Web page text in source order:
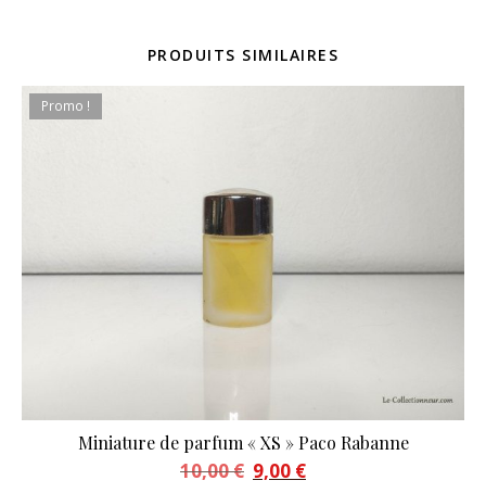
PRODUITS SIMILAIRES
Promo !
Miniature de parfum « XS » Paco Rabanne
10,00€ Le prix initial était : 10,00 €.
9,00 €Le prix actuel est : 9,00 €.